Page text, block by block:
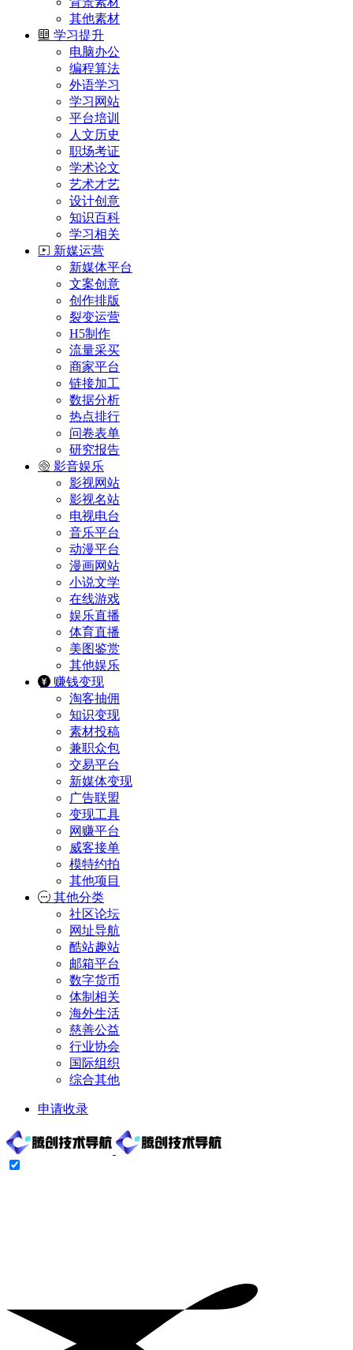
其他素材
学习提升
电脑办公
编程算法
外语学习
学习网站
平台培训
人文历史
职场考证
学术论文
艺术才艺
设计创意
知识百科
学习相关
新媒运营
新媒体平台
文案创意
创作排版
裂变运营
H5制作
流量采买
商家平台
链接加工
数据分析
热点排行
问卷表单
研究报告
影音娱乐
影视网站
影视名站
电视电台
音乐平台
动漫平台
漫画网站
小说文学
在线游戏
娱乐直播
体育直播
美图鉴赏
其他娱乐
赚钱变现
淘客抽佣
知识变现
素材投稿
兼职众包
交易平台
新媒体变现
广告联盟
变现工具
网赚平台
威客接单
模特约拍
其他项目
其他分类
社区论坛
网址导航
酷站趣站
邮箱平台
数字货币
体制相关
海外生活
慈善公益
行业协会
国际组织
综合其他
申请收录